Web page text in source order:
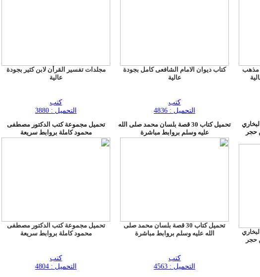
مذهب
كتاب ديوان الامام الشافعى كامل بجودة
عالية
كتب
التحميل : 4836
مجلدات تفسير القرأن لابن كثير بجودة
عالية
كتب
التحميل : 3880
حجر
حجر
تحميل كتاب 30 قصة بلسان محمد صلى الله
عليه وسلم بروابط مباشرة
تحميل كتاب 30 قصة بلسان محمد صلى
الله عليه وسلم بروابط مباشرة
كتب
التحميل : 4563
تحميل مجموعة كتب الدكتور مصطفى
محمود كاملة بروابط سريعة
تحميل مجموعة كتب الدكتور مصطفى
محمود كاملة بروابط سريعة
كتب
التحميل : 4804